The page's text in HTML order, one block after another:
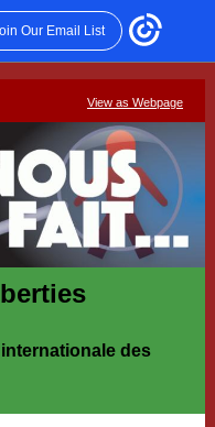
Our Email List
View as Webpage
des